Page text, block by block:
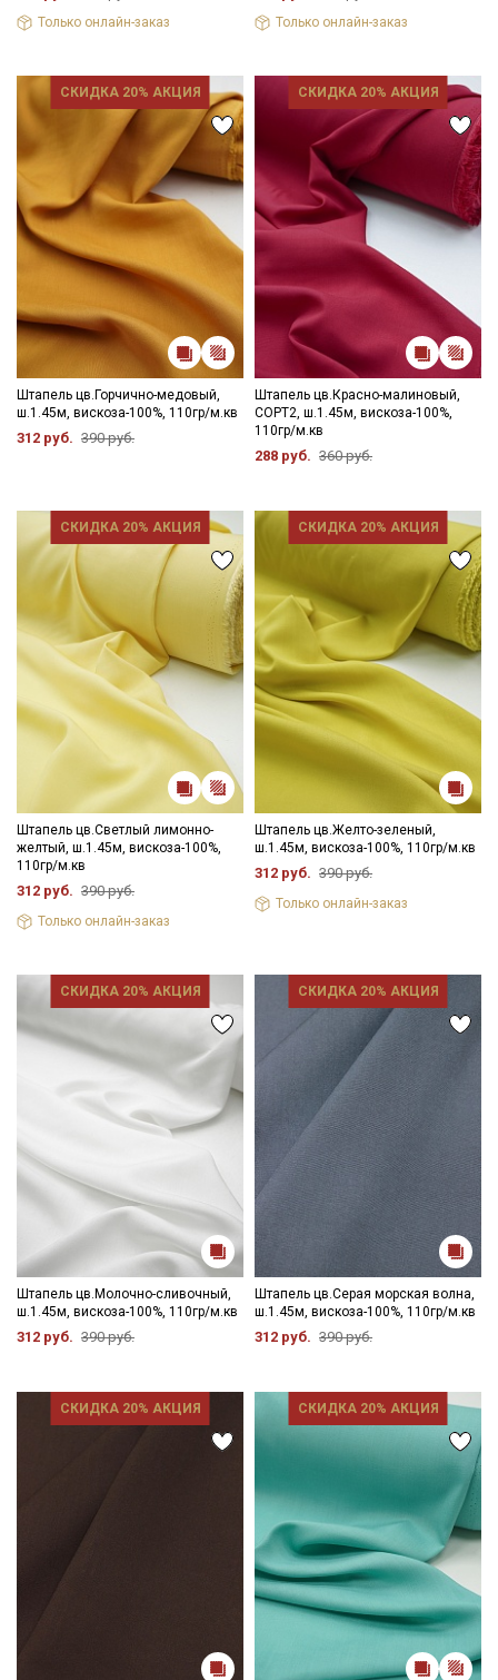
Только онлайн-заказ Только онлайн-заказ
СКИДКА 20% АКЦИЯ
Штапель цв.Горчично-медовый,
ш.1.45м, вискоза-100%, 110гр/м.кв
312 руб. 390 руб.
СКИДКА 20% АКЦИЯ
Штапель цв.Красно-малиновый,
СОРТ2, ш.1.45м, вискоза-100%,
110гр/м.кв
288 руб. 360 руб.
СКИДКА 20% АКЦИЯ
Штапель цв.Светлый лимонно-
желтый, ш.1.45м, вискоза-100%,
110гр/м.кв
312 руб. 390 руб.
Только онлайн-заказ
СКИДКА 20% АКЦИЯ
Штапель цв.Желто-зеленый,
ш.1.45м, вискоза-100%, 110гр/м.кв
312 руб. 390 руб.
Только онлайн-заказ
СКИДКА 20% АКЦИЯ
Штапель цв.Молочно-сливочный,
ш.1.45м, вискоза-100%, 110гр/м.кв
312 руб. 390 руб.
СКИДКА 20% АКЦИЯ
Штапель цв.Серая морская волна,
ш.1.45м, вискоза-100%, 110гр/м.кв
312 руб. 390 руб.
СКИДКА 20% АКЦИЯ СКИДКА 20% АКЦИЯ
Секретная рассылка от Купава
Мы публикуем здесь дополнительные
промокоды и скидки до 30% на узкие
категории тканей
Электронная почта
Подписаться
данныхи даюСогласие на обработку персональных
данных
Даю
Согласие на получение рекламных и
информационных рассылок